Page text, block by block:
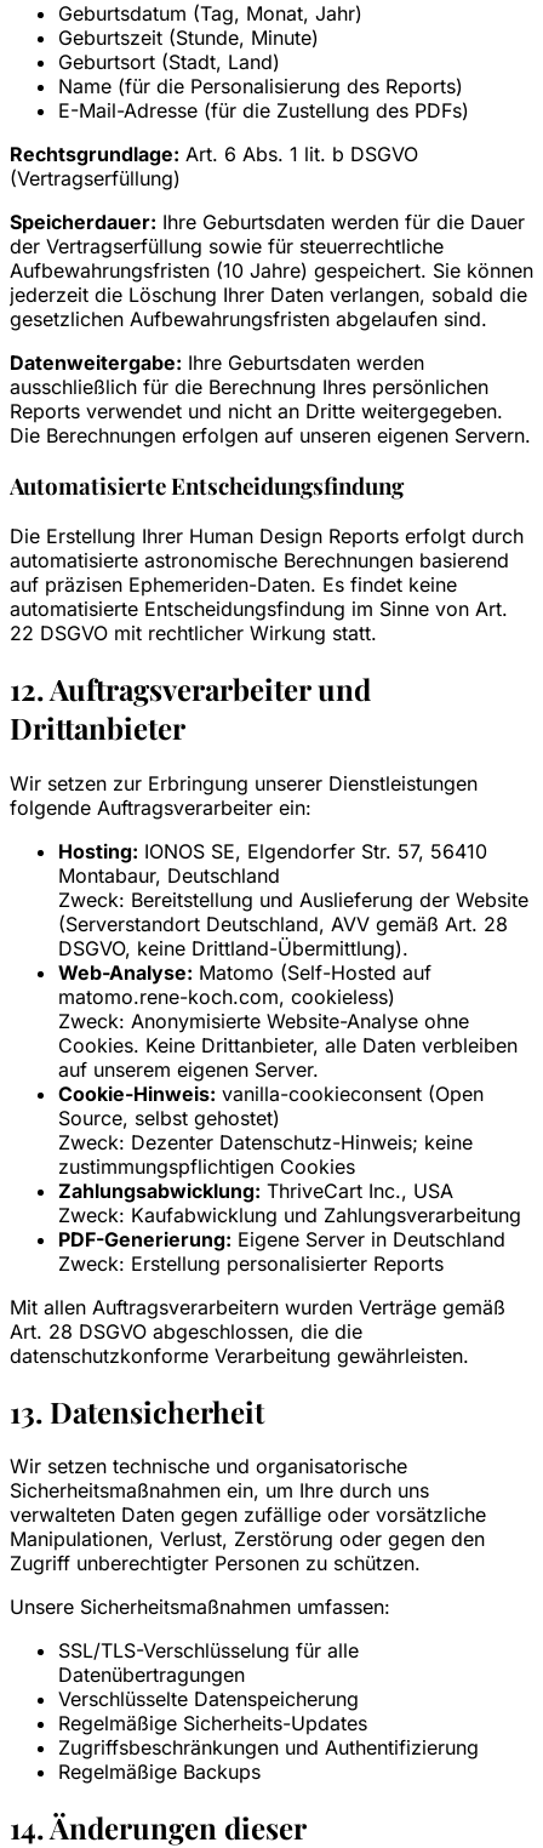
Geburtsdatum (Tag, Monat, Jahr)
Geburtszeit (Stunde, Minute)
Geburtsort (Stadt, Land)
Name (für die Personalisierung des Reports)
E-Mail-Adresse (für die Zustellung des PDFs)
Rechtsgrundlage: Art. 6 Abs. 1 lit. b DSGVO
(Vertragserfüllung)
Speicherdauer: Ihre Geburtsdaten werden für die Dauer
der Vertragserfüllung sowie für steuerrechtliche
Aufbewahrungsfristen (10 Jahre) gespeichert. Sie können
jederzeit die Löschung Ihrer Daten verlangen, sobald die
gesetzlichen Aufbewahrungsfristen abgelaufen sind.
Datenweitergabe: Ihre Geburtsdaten werden
ausschließlich für die Berechnung Ihres persönlichen
Reports verwendet und nicht an Dritte weitergegeben.
Die Berechnungen erfolgen auf unseren eigenen Servern.
Automatisierte Entscheidungsfindung
Die Erstellung Ihrer Human Design Reports erfolgt durch
automatisierte astronomische Berechnungen basierend
auf präzisen Ephemeriden-Daten. Es findet keine
automatisierte Entscheidungsfindung im Sinne von Art.
22 DSGVO mit rechtlicher Wirkung statt.
12. Auftragsverarbeiter und
Drittanbieter
Wir setzen zur Erbringung unserer Dienstleistungen
folgende Auftragsverarbeiter ein:
Hosting: IONOS SE, Elgendorfer Str. 57, 56410
Montabaur, Deutschland
Zweck: Bereitstellung und Auslieferung der Website
(Serverstandort Deutschland, AVV gemäß Art. 28
DSGVO, keine Drittland-Übermittlung).
Web-Analyse: Matomo (Self-Hosted auf
matomo.rene-koch.com, cookieless)
Zweck: Anonymisierte Website-Analyse ohne
Cookies. Keine Drittanbieter, alle Daten verbleiben
auf unserem eigenen Server.
Cookie-Hinweis: vanilla-cookieconsent (Open
Source, selbst gehostet)
Zweck: Dezenter Datenschutz-Hinweis; keine
zustimmungspflichtigen Cookies
Zahlungsabwicklung: ThriveCart Inc., USA
Zweck: Kaufabwicklung und Zahlungsverarbeitung
PDF-Generierung: Eigene Server in Deutschland
Zweck: Erstellung personalisierter Reports
Mit allen Auftragsverarbeitern wurden Verträge gemäß
Art. 28 DSGVO abgeschlossen, die die
datenschutzkonforme Verarbeitung gewährleisten.
13. Datensicherheit
Wir setzen technische und organisatorische
Sicherheitsmaßnahmen ein, um Ihre durch uns
verwalteten Daten gegen zufällige oder vorsätzliche
Manipulationen, Verlust, Zerstörung oder gegen den
Zugriff unberechtigter Personen zu schützen.
Unsere Sicherheitsmaßnahmen umfassen:
SSL/TLS-Verschlüsselung für alle
Datenübertragungen
Verschlüsselte Datenspeicherung
Regelmäßige Sicherheits-Updates
Zugriffsbeschränkungen und Authentifizierung
Regelmäßige Backups
14. Änderungen dieser